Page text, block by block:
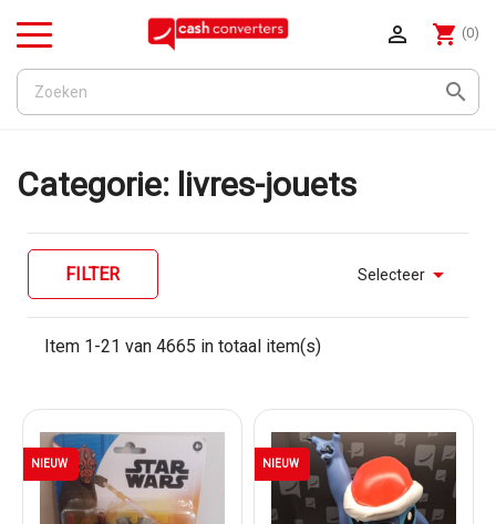

shopping_cart (0)

Menu
Categorie: livres-jouets
FILTER Selecteer
Item 1-21 van 4665 in totaal item(s)
NIEUW NIEUW